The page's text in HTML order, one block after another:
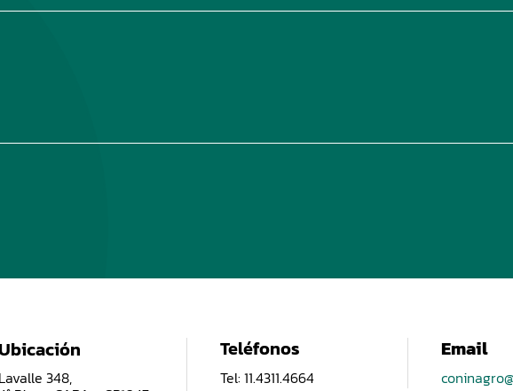
Ubicación
Lavalle 348,
Teléfonos
Tel: 11.4311.4664
Email